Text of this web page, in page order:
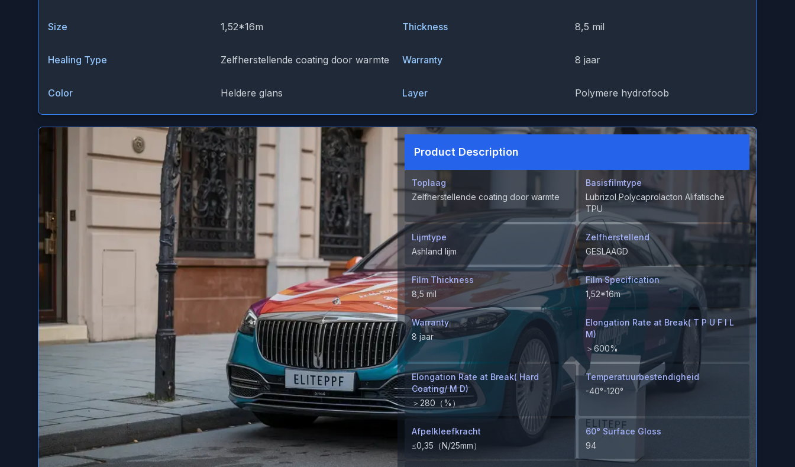
Size 1,52*16m Thickness 8,5 mil
Healing Type Zelfherstellende coating door warmte Warranty 8 jaar
Color Heldere glans Layer Polymere hydrofoob
Product Description
Toplaag
Zelfherstellende coating door warmte
Basisfilmtype
Lubrizol Polycaprolacton Alifatische
TPU
Lijmtype
Ashland lijm
Zelfherstellend
GESLAAGD
Film Thickness
8,5 mil
Film Specification
1,52*16m
Warranty
8 jaar
Elongation Rate at Break( T P U F I L
M)
＞600%
Elongation Rate at Break( Hard
Coating/ M D)
＞280（%）
Temperatuurbestendigheid
-40°-120°
Afpelkleefkracht
≤0,35（N/25mm）
60° Surface Gloss
94